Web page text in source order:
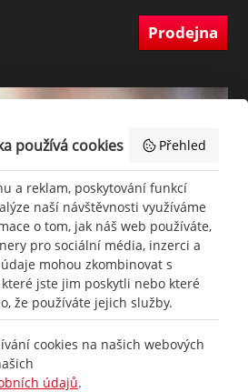
Prodejna
460
používá cookies Přehled
a reklam, poskytování funkcí
naší návštěvnosti využíváme
o tom, jak náš web používáte,
pro sociální média, inzerci a
mohou zkombinovat s
jste jim poskytli nebo které
že používáte jejich služby.
cookies na našich webových
údajů.